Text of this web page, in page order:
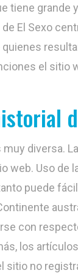
tiene
El Sexo
el sitio
diversa.
web. Uso de
puede
con
los
sitio no